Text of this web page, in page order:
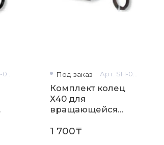
Под заказ
Комплект колец
Х40 для
вращающейся
Комплект 20шт (10
1 700₸